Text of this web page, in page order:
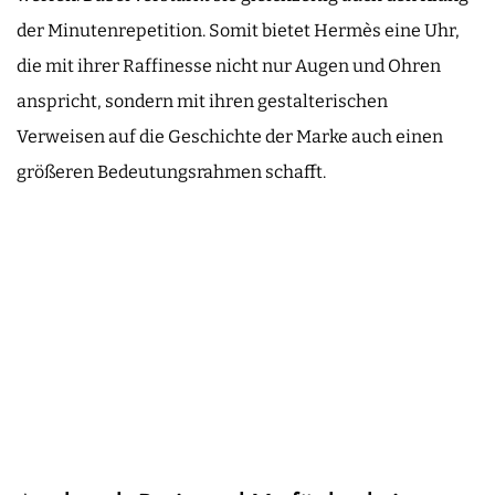
der Minutenrepetition. Somit bietet Hermès eine Uhr,
die mit ihrer Raffinesse nicht nur Augen und Ohren
anspricht, sondern mit ihren gestalterischen
Verweisen auf die Geschichte der Marke auch einen
größeren Bedeutungsrahmen schafft.